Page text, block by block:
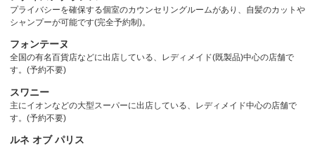
プライバシーを確保する個室のカウンセリングルームがあり、自髪のカットや
シャンプーが可能です(完全予約制)。
フォンテーヌ
全国の有名百貨店などに出店している、レディメイド(既製品)中心の店舗で
す。(予約不要)
スワニー
主にイオンなどの大型スーパーに出店している、レディメイド中心の店舗で
す。(予約不要)
ルネ オブ パリス